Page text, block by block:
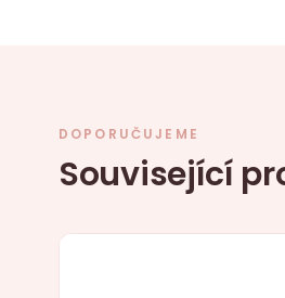
DOPORUČUJEME
Související